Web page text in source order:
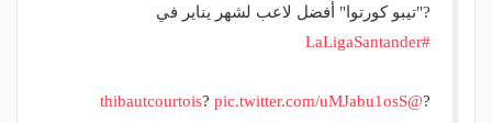
?"تيبو كورتوا" أفضل لاعب لشهر يناير في
#LaLigaSantander
?
@thibautcourtois
? pic.twitter.com/uMJabu1osS